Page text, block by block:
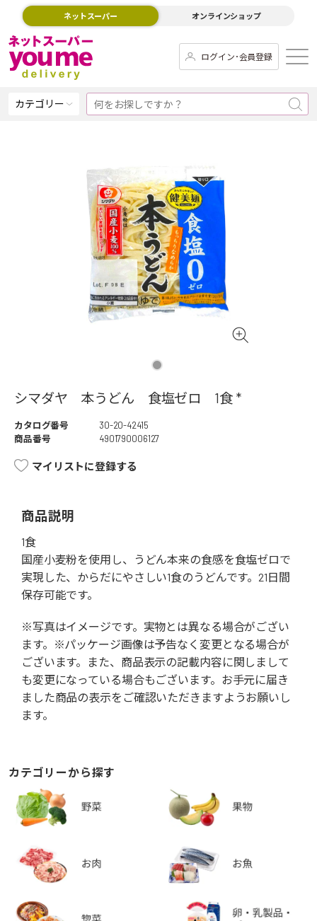
ネットスーパー オンラインショップ
ログイン･会員登録
カテゴリー
シマダヤ 本うどん 食塩ゼロ 1食 *
カタログ番号
30-20-42415
商品番号
4901790006127
マイリストに登録する
商品説明
1食
国産小麦粉を使用し、うどん本来の食感を食塩ゼロで
実現した、からだにやさしい1食のうどんです。21日間
保存可能です。
※写真はイメージです。実物とは異なる場合がござい
ます。※パッケージ画像は予告なく変更となる場合が
ございます。また、商品表示の記載内容に関しまして
も変更になっている場合もございます。お手元に届き
ました商品の表示をご確認いただきますようお願いし
ます。
カテゴリーから探す